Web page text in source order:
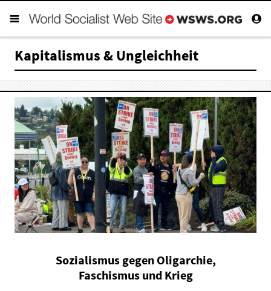
Kapitalismus & Ungleichheit
Sozialismus gegen Oligarchie,
Faschismus und Krieg